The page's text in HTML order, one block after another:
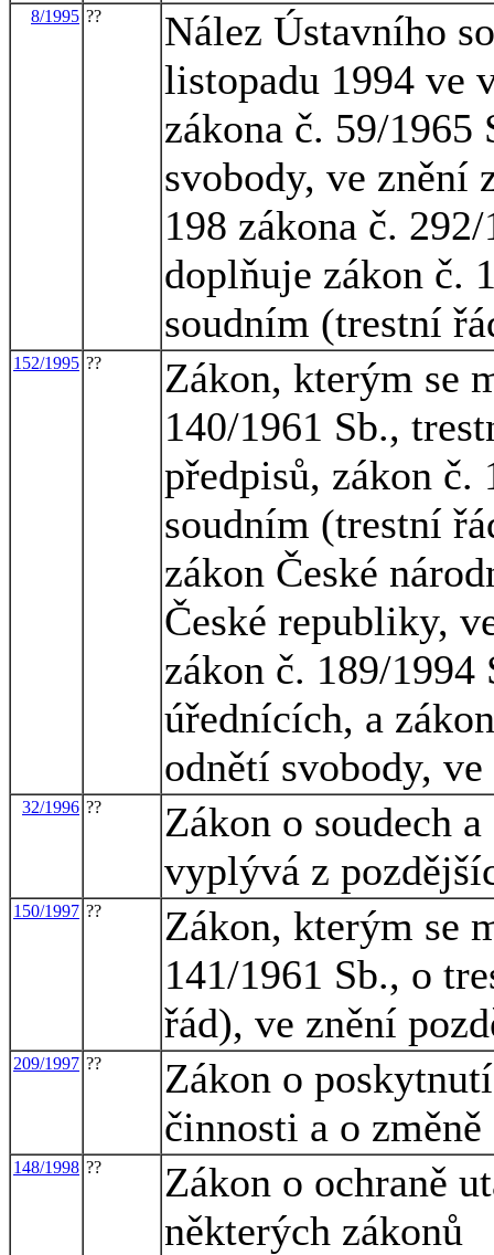
8/1995 ??
Nález Ústavního
listopadu 1994 ve
zákona č. 59/
svobody, ve znění
198 zákona č.
doplňuje zákon č.
soudním (trestní
152/1995 ??
Zákon, kterým se
140/1961 Sb.,
předpisů, zákon č.
soudním (trestní
zákon České
České republiky,
zákon č. 189/1994
úřednících, a
odnětí svobody,
32/1996 ??
Zákon o soudech
vyplývá z
150/1997 ??
Zákon, kterým se
141/1961 Sb., o
řád), ve znění
209/1997 ??
Zákon o
činnosti a o
148/1998 ??
Zákon o ochraně
některých zákonů